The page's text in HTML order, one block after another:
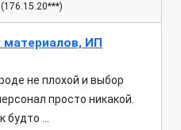
(176.15.20***)
материалов, ИП
не плохой и выбор
просто никакой.
...